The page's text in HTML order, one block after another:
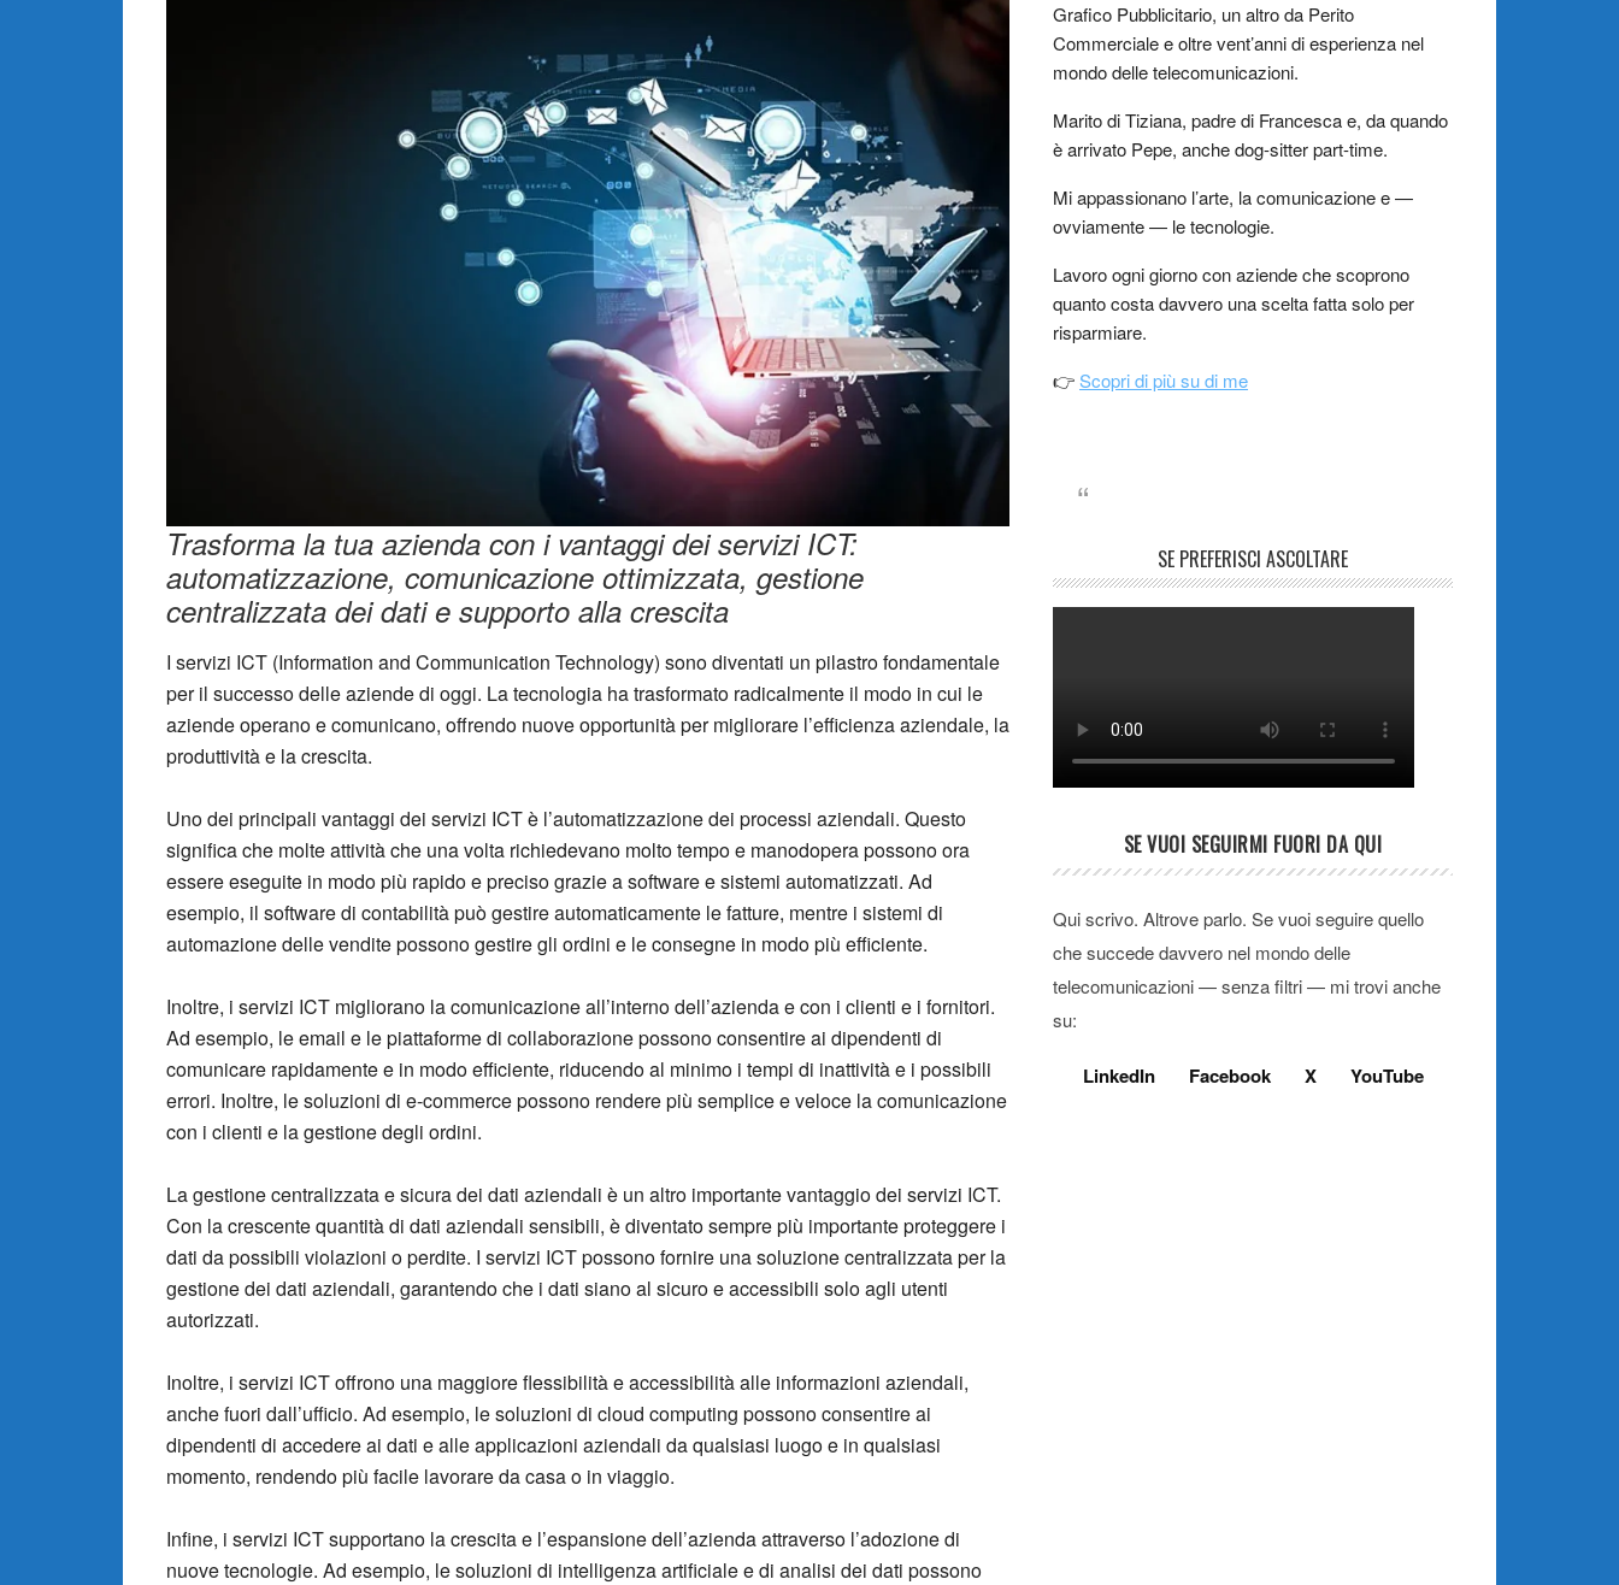
Trasforma la tua azienda con i vantaggi dei servizi ICT:
automatizzazione, comunicazione ottimizzata, gestione
centralizzata dei dati e supporto alla crescita
I servizi ICT (Information and Communication Technology) sono diventati un pilastro fondamentale
per il successo delle aziende di oggi. La tecnologia ha trasformato radicalmente il modo in cui le
aziende operano e comunicano, offrendo nuove opportunità per migliorare l’efficienza aziendale, la
produttività e la crescita.
Uno dei principali vantaggi dei servizi ICT è l’automatizzazione dei processi aziendali. Questo
significa che molte attività che una volta richiedevano molto tempo e manodopera possono ora
essere eseguite in modo più rapido e preciso grazie a software e sistemi automatizzati. Ad
esempio, il software di contabilità può gestire automaticamente le fatture, mentre i sistemi di
automazione delle vendite possono gestire gli ordini e le consegne in modo più efficiente.
Inoltre, i servizi ICT migliorano la comunicazione all’interno dell’azienda e con i clienti e i fornitori.
Ad esempio, le email e le piattaforme di collaborazione possono consentire ai dipendenti di
comunicare rapidamente e in modo efficiente, riducendo al minimo i tempi di inattività e i possibili
errori. Inoltre, le soluzioni di e-commerce possono rendere più semplice e veloce la comunicazione
con i clienti e la gestione degli ordini.
La gestione centralizzata e sicura dei dati aziendali è un altro importante vantaggio dei servizi ICT.
Con la crescente quantità di dati aziendali sensibili, è diventato sempre più importante proteggere i
dati da possibili violazioni o perdite. I servizi ICT possono fornire una soluzione centralizzata per la
gestione dei dati aziendali, garantendo che i dati siano al sicuro e accessibili solo agli utenti
autorizzati.
Inoltre, i servizi ICT offrono una maggiore flessibilità e accessibilità alle informazioni aziendali,
anche fuori dall’ufficio. Ad esempio, le soluzioni di cloud computing possono consentire ai
dipendenti di accedere ai dati e alle applicazioni aziendali da qualsiasi luogo e in qualsiasi
momento, rendendo più facile lavorare da casa o in viaggio.
Infine, i servizi ICT supportano la crescita e l’espansione dell’azienda attraverso l’adozione di
nuove tecnologie. Ad esempio, le soluzioni di intelligenza artificiale e di analisi dei dati possono
Grafico Pubblicitario, un altro da Perito
Commerciale e oltre vent’anni di esperienza nel
mondo delle telecomunicazioni.
Marito di Tiziana, padre di Francesca e, da quando
è arrivato Pepe, anche dog-sitter part-time.
Mi appassionano l’arte, la comunicazione e —
ovviamente — le tecnologie.
Lavoro ogni giorno con aziende che scoprono
quanto costa davvero una scelta fatta solo per
risparmiare.
👉Scopri di più su di me
SE PREFERISCI ASCOLTARE
SE VUOI SEGUIRMI FUORI DA QUI
Qui scrivo. Altrove parlo. Se vuoi seguire quello
che succede davvero nel mondo delle
telecomunicazioni — senza filtri — mi trovi anche
su:
LinkedIn Facebook X YouTube